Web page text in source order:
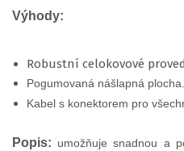
Výhody:
Robustní celokovové
Pogumovaná nášlapná plocha.
Kabel s konektorem pro
Popis: umožňuje snadnou a